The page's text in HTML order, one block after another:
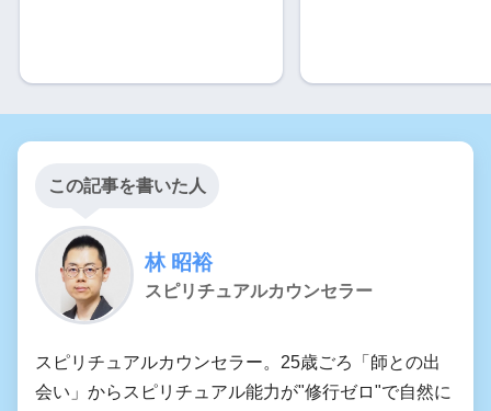
この記事を書いた人
林 昭裕
スピリチュアルカウンセラー
スピリチュアルカウンセラー。25歳ごろ「師との出
会い」からスピリチュアル能力が"修行ゼロ"で自然に